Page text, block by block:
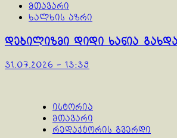
მთავარი
ხალხის აზრი
დებილიზმი დიდი ხანია
31.07.2026 - 13:39
ისტორია
მთავარი
რედაქტორის გვერდი